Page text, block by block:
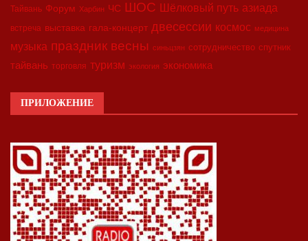
Тайвань Форум Харбин ЧС ШОС Шёлковый путь азиада
встреча выставка гала-концерт двесессии космос медицина
музыка праздник весны синьцзян сотрудничество спутник
тайвань торговля туризм экология экономика
ПРИЛОЖЕНИЕ